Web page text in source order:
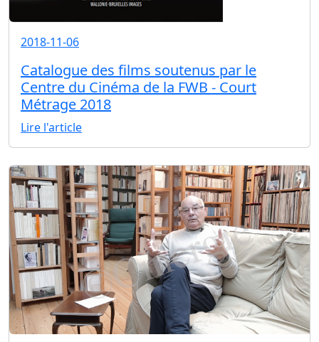
2018-11-06
Catalogue des films soutenus par le
Centre du Cinéma de la FWB - Court
Métrage 2018
Lire l'article